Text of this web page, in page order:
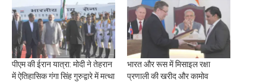
पीएम की ईरान यात्रा: मोदी ने तेहरान
में ऐतिहासिक गंगा सिंह गुरुद्वारे में मत्था
भारत और रूस में मिसाइल रक्षा
प्रणाली की खरीद और कामोव